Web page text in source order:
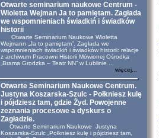
Otwarte seminarium naukowe Centrum -
Wioletta Wejman Ja to pamiętam. Zagłada
we wspomnieniach świadkiń i świadków
historii
Otwarte Seminarium Naukowe Wioletta
Wejmann „Ja to pamiętam”. Zagłada we
wspomnieniach świadkiń i świadków historii: relacje
z archiwum Pracowni Historii Mówionej Ośrodka
„Brama Grodzka – Teatr NN” w Lublinie ...
więcej...
Otwarte Seminarium Naukowe Centrum.
Justyna Koszarska-Szulc - Połkniesz kulę
i pójdziesz tam, gdzie Żyd. Powojenne
zeznania procesowe a dyskurs o
Zagładzie.
Otwarte Seminarium Naukowe Justyna
Koszarska-Szulc „Połkniesz kulę i pójdziesz tam,